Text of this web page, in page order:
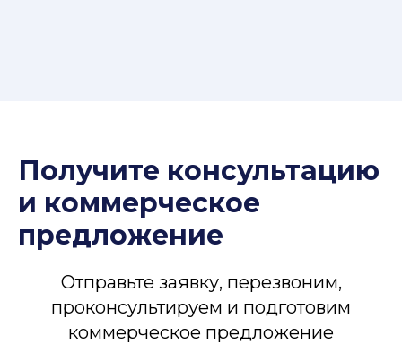
Получите консультацию
и коммерческое
предложение
Отправьте заявку, перезвоним,
проконсультируем и подготовим
коммерческое предложение